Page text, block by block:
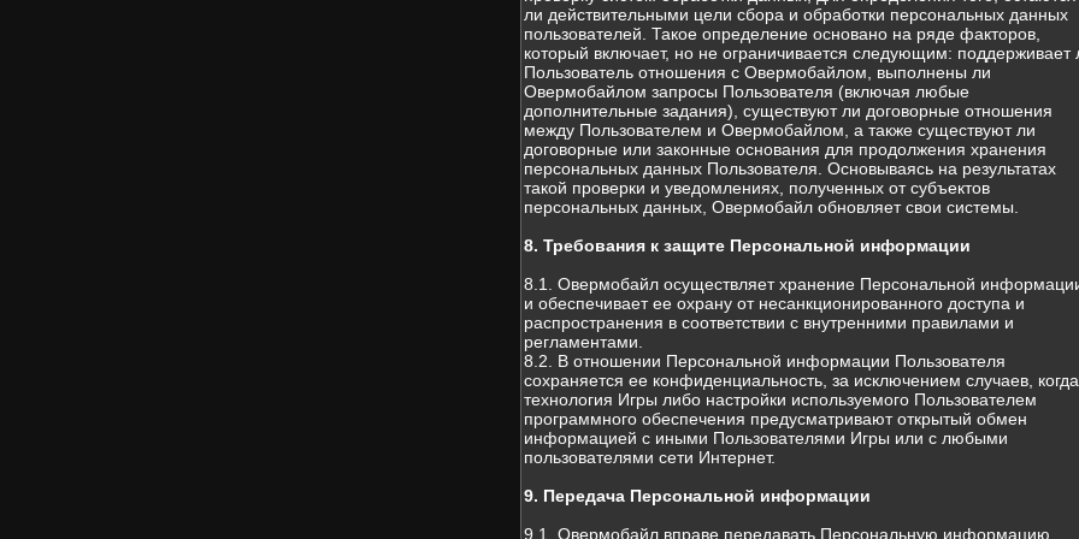
ли действительными цели сбора и обработки персональных данных
пользователей. Такое определение основано на ряде факторов,
который включает, но не ограничивается следующим: поддерживает
Пользователь отношения с Овермобайлом, выполнены ли
Овермобайлом запросы Пользователя (включая любые
дополнительные задания), существуют ли договорные отношения
между Пользователем и Овермобайлом, а также существуют ли
договорные или законные основания для продолжения хранения
персональных данных Пользователя. Основываясь на результатах
такой проверки и уведомлениях, полученных от субъектов
персональных данных, Овермобайл обновляет свои системы.
8. Требования к защите Персональной информации
8.1. Овермобайл осуществляет хранение Персональной
и обеспечивает ее охрану от несанкционированного доступа и
распространения в соответствии с внутренними правилами и
регламентами.
8.2. В отношении Персональной информации Пользователя
сохраняется ее конфиденциальность, за исключением случаев, когда
технология Игры либо настройки используемого Пользователем
программного обеспечения предусматривают открытый обмен
информацией с иными Пользователями Игры или с любыми
пользователями сети Интернет.
9. Передача Персональной информации
9.1. Овермобайл вправе передавать Персональную информацию